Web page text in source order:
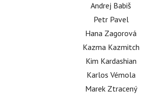
Andrej Babiš
Petr Pavel
Hana Zagorová
Kazma Kazmitch
Kim Kardashian
Karlos Vémola
Marek Ztracený